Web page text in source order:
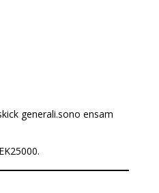
generali.sono ensam